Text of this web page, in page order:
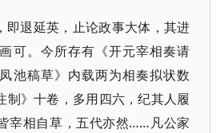
即退延英，止论政事大体，其进
可。今所存有《开元宰相奏请
池稿草》内载两为相奏拟状数
制》十卷，多用四六，纪其人履
宰相自草，五代亦然……凡公家